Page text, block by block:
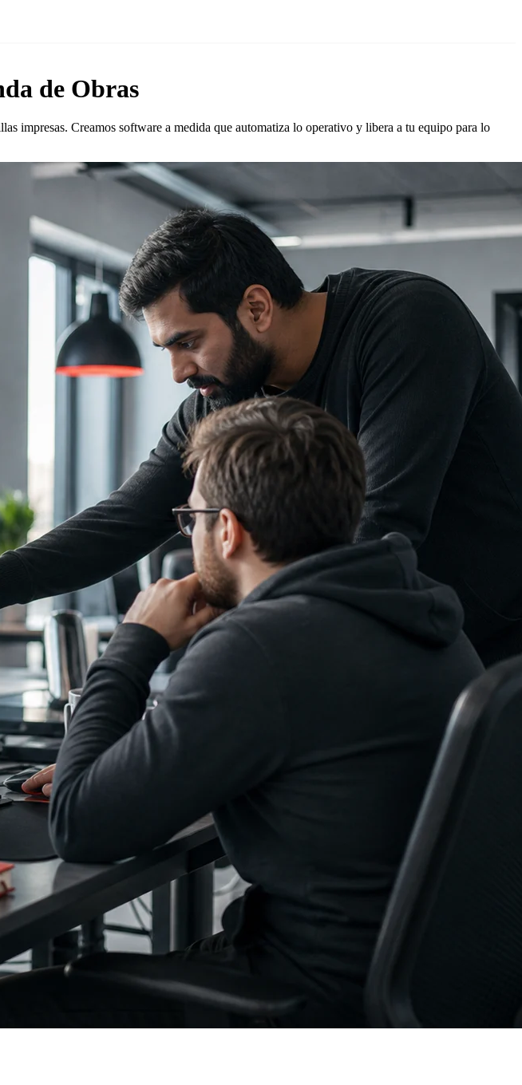
de Obras
impresas. Creamos software a medida que automatiza lo operativo y libera a tu equipo para lo